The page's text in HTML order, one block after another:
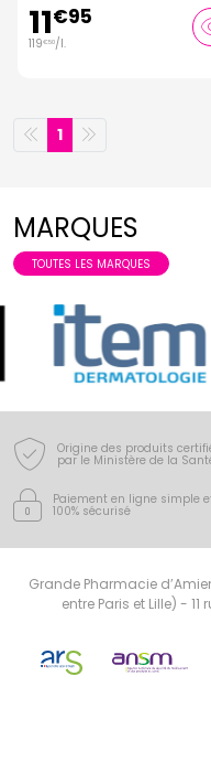
11€95
119€50/l.
1
MARQUES
TOUTES LES MARQUES
Origine des produits
par le Ministère de la
Paiement en ligne simple
100% sécurisé
Grande Pharmacie
entre Paris et Lille) -